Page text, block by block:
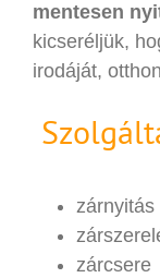
mentesen
kicseréljük,
irodáját,
zárnyitás
zárcsere